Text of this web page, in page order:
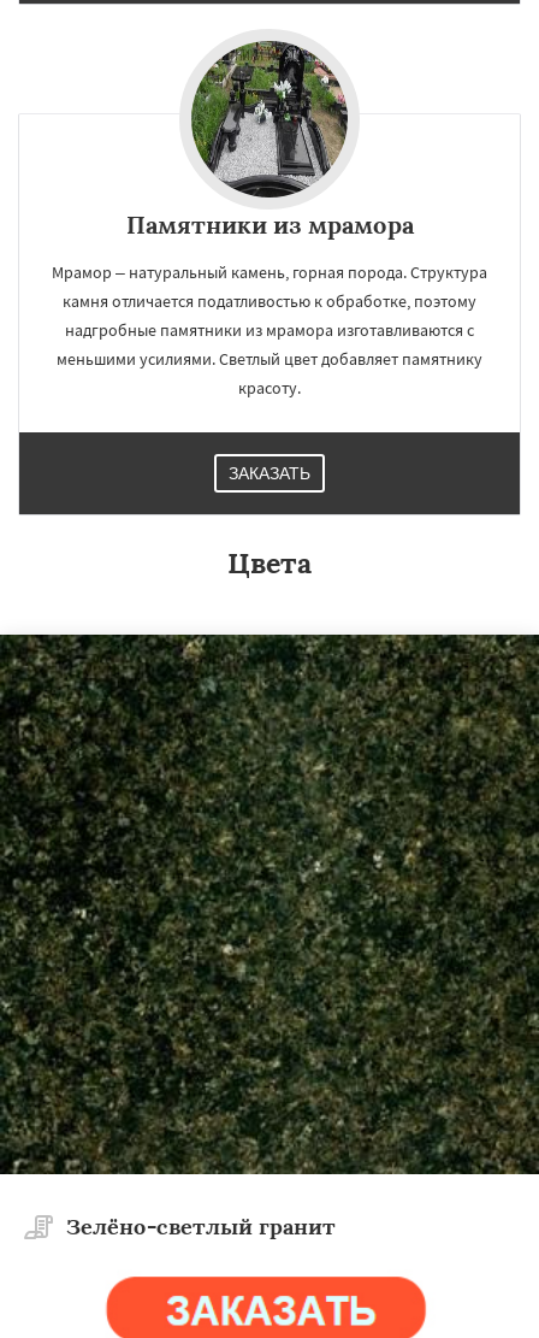
Памятники из мрамора
Мрамор – натуральный камень, горная порода. Структура
камня отличается податливостью к обработке, поэтому
надгробные памятники из мрамора изготавливаются с
меньшими усилиями. Светлый цвет добавляет памятнику
красоту.
ЗАКАЗАТЬ
Цвета
Зелёно-светлый гранит